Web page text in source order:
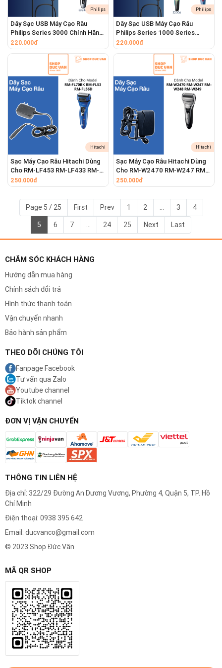
Philips
Dây Sạc USB Máy Cạo Râu
Philips Series 3000 Chính Hãng
S3108 S3208 S3243 S3242
220.000đ
Philips
Dây Sạc USB Máy Cạo Râu
Philips Series 1000 Series
2000 Chính Hãng S1103 S1112
S1113 S1115 S1118 S1213
S1301 S2306 S2308 S2313
220.000đ
Hitachi
Sạc Máy Cạo Râu Hitachi Dùng
Cho RM-LF453 RM-LF433 RM-
FL70BK RM-FL53 RM-LF800 RM-
FL56D
250.000đ
Hitachi
Sạc Máy Cạo Râu Hitachi Dùng
Cho RM-W2470 RM-W247 RM-
W248 RM-W249 RM-F405 RM-
F417
250.000đ
Page 5 / 25 First Prev 1 2 3 4
5 6 7 24 25 Next Last
CHĂM SÓC KHÁCH HÀNG
Hướng dẫn mua hàng
Chính sách đổi trả
Hình thức thanh toán
Vận chuyển nhanh
Bảo hành sản phẩm
THEO DÕI CHÚNG TÔI
Fanpage Facebook
Tư vấn qua Zalo
Youtube channel
Tiktok channel
ĐƠN VỊ VẬN CHUYỂN
THÔNG TIN LIÊN HỆ
Địa chỉ: 322/29 Đường An Dương Vương, Phường 4, Quận 5, TP. Hồ
Chí Minh
Điện thoại: 0938 395 642
Email: ducvanco@gmail.com
© 2023 Shop Đức Vân
MÃ QR SHOP